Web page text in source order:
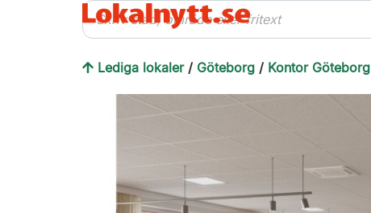
Lediga lokaler / Göteborg / Kontor Göteborg